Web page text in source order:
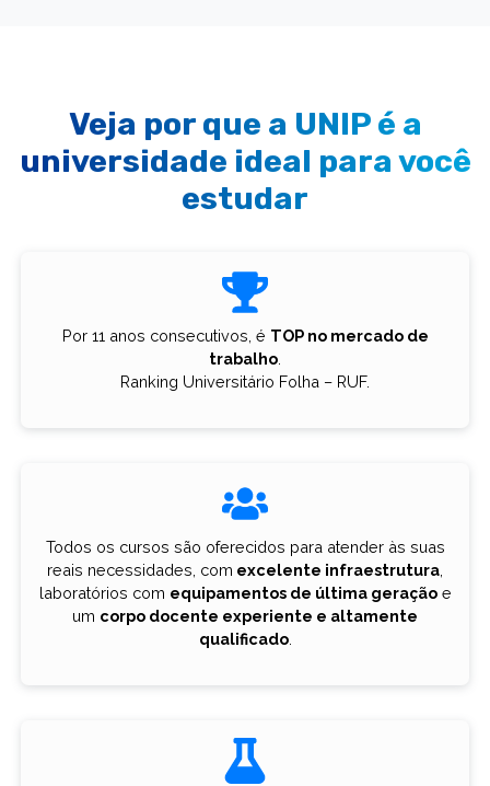
Veja por que a UNIP é a
universidade ideal para você
estudar
Por 11 anos consecutivos, é TOP no mercado de
trabalho
Ranking Universitário Folha – RUF.
Todos os cursos são oferecidos para atender às suas
reais necessidades, com excelente infraestrutura
laboratórios com equipamentos de última geraçãoe
um corpo docente experiente e altamente
qualificado.